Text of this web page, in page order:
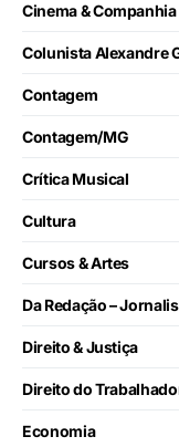
Cinema & Companhia
Colunista Alexandre
Contagem
Contagem/MG
Crítica Musical
Cultura
Cursos & Artes
Da Redação –
Direito & Justiça
Direito do
Economia